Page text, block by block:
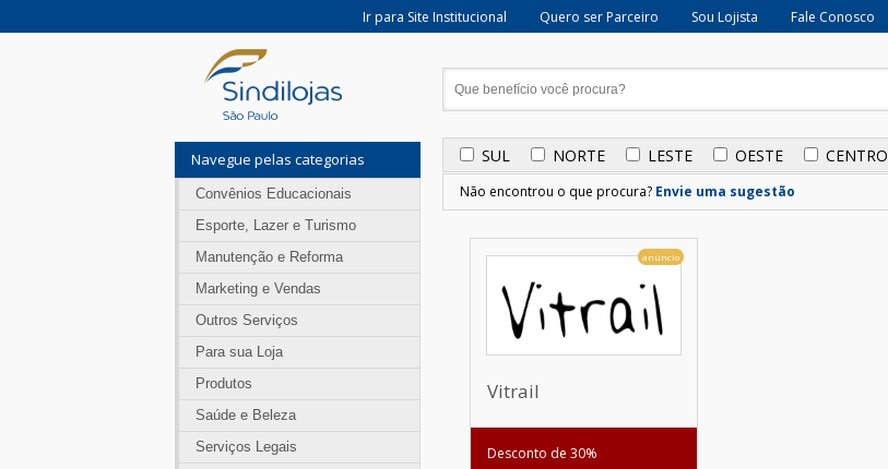
Ir para Site Institucional Quero ser Parceiro Sou Lojista Fale Conosco
SUL NORTE LESTE OESTE CENTRO
Navegue pelas categorias
Convênios Educacionais
Esporte, Lazer e Turismo
Manutenção e Reforma
Marketing e Vendas
Outros Serviços
Para sua Loja
Produtos
Saúde e Beleza
Serviços Legais
Não encontrou o que procura? Envie uma sugestão
anúncio
Vitrail
Desconto de 30%